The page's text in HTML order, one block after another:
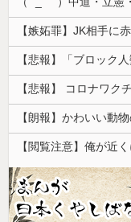
【悲報】 コロナワク
【閲覧注意】俺が近